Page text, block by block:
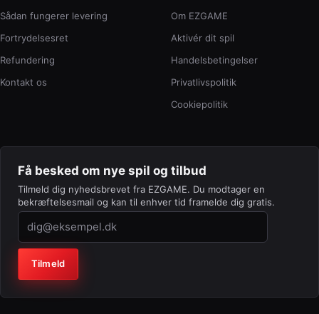
Sådan fungerer levering
Fortrydelsesret
Refundering
Kontakt os
Om EZGAME
Aktivér dit spil
Handelsbetingelser
Privatlivspolitik
Cookiepolitik
Få besked om nye spil og tilbud
Tilmeld dig nyhedsbrevet fra EZGAME. Du modtager en
bekræftelsesmail og kan til enhver tid framelde dig gratis.
Virksomhed (lad feltet stå tomt)
Tilmeld